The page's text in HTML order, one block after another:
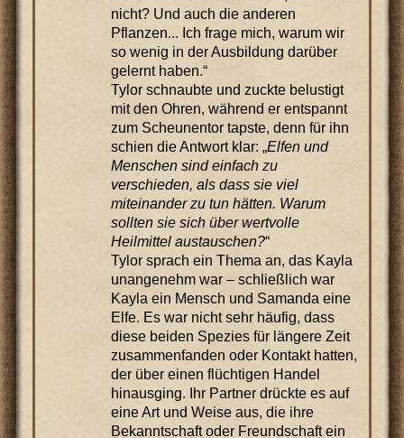
nicht? Und auch die anderen
Pflanzen... Ich frage mich, warum wir
so wenig in der Ausbildung darüber
gelernt haben.“
Tylor schnaubte und zuckte belustigt
mit den Ohren, während er entspannt
zum Scheunentor tapste, denn für ihn
schien die Antwort klar: „Elfen und
Menschen sind einfach zu
verschieden, als dass sie viel
miteinander zu tun hätten. Warum
sollten sie sich über wertvolle
Heilmittel austauschen?“
Tylor sprach ein Thema an, das Kayla
unangenehm war – schließlich war
Kayla ein Mensch und Samanda eine
Elfe. Es war nicht sehr häufig, dass
diese beiden Spezies für längere Zeit
zusammenfanden oder Kontakt hatten,
der über einen flüchtigen Handel
hinausging. Ihr Partner drückte es auf
eine Art und Weise aus, die ihre
Bekanntschaft oder Freundschaft ein